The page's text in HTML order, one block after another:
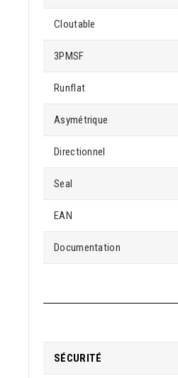
Cloutable
3PMSF
Runflat
Asymétrique
Directionnel
Seal
EAN
Documentation
SÉCURITÉ